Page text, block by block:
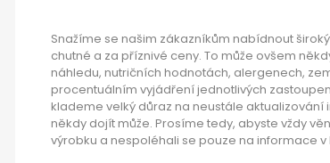
Snažíme se našim zákazníkům nabídnout
chutné a za příznivé ceny. To může ovšem
náhledu, nutričních hodnotách, alergenech,
procentuálním vyjádření jednotlivých
klademe velký důraz na neustále
někdy dojít může. Prosíme tedy, abyste vždy
výrobku a nespoléhali se pouze na informace v